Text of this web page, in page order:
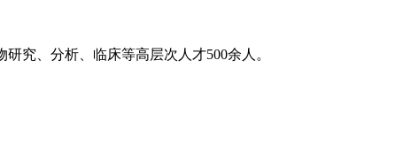
究、分析、临床等高层次人才500余人。